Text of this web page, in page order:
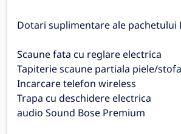
Dotari suplimentare ale pachetului
Scaune fata cu reglare electrica
Tapiterie scaune partiala piele/stofa
Incarcare telefon wireless
Trapa cu deschidere electrica
audio Sound Bose Premium